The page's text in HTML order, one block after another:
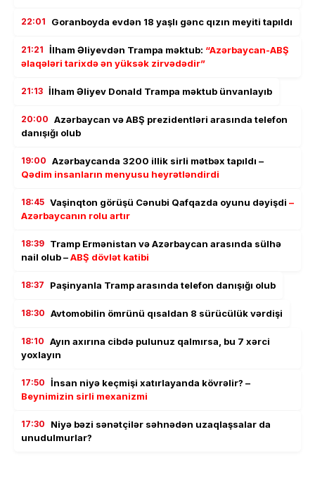
22:01 Goranboyda evdən 18 yaşlı gənc qızın meyiti tapıldı
21:21 İlham Əliyevdən Trampa məktub: “Azərbaycan-ABŞ
əlaqələri tarixdə ən yüksək zirvədədir”
21:13 İlham Əliyev Donald Trampa məktub ünvanlayıb
20:00 Azərbaycan və ABŞ prezidentləri arasında telefon
danışığı olub
19:00 Azərbaycanda 3200 illik sirli mətbəx tapıldı –
Qədim insanların menyusu heyrətləndirdi
18:45 Vaşinqton görüşü Cənubi Qafqazda oyunu dəyişdi –
Azərbaycanın rolu artır
18:39 Tramp Ermənistan və Azərbaycan arasında sülhə
nail olub –ABŞ dövlət katibi
18:37 Paşinyanla Tramp arasında telefon danışığı olub
18:30 Avtomobilin ömrünü qısaldan 8 sürücülük vərdişi
18:10 Ayın axırına cibdə pulunuz qalmırsa, bu 7 xərci
yoxlayın
17:50 İnsan niyə keçmişi xatırlayanda kövrəlir? –
Beynimizin sirli mexanizmi
17:30
Niyə bəzi sənətçilər səhnədən uzaqlaşsalar da
unudulmurlar?